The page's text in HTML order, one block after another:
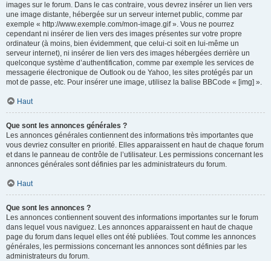
images sur le forum. Dans le cas contraire, vous devrez insérer un lien vers
une image distante, hébergée sur un serveur internet public, comme par
exemple « http://www.exemple.com/mon-image.gif ». Vous ne pourrez
cependant ni insérer de lien vers des images présentes sur votre propre
ordinateur (à moins, bien évidemment, que celui-ci soit en lui-même un
serveur internet), ni insérer de lien vers des images hébergées derrière un
quelconque système d’authentification, comme par exemple les services de
messagerie électronique de Outlook ou de Yahoo, les sites protégés par un
mot de passe, etc. Pour insérer une image, utilisez la balise BBCode « [img] ».
Haut
Que sont les annonces générales ?
Les annonces générales contiennent des informations très importantes que
vous devriez consulter en priorité. Elles apparaissent en haut de chaque forum
et dans le panneau de contrôle de l’utilisateur. Les permissions concernant les
annonces générales sont définies par les administrateurs du forum.
Haut
Que sont les annonces ?
Les annonces contiennent souvent des informations importantes sur le forum
dans lequel vous naviguez. Les annonces apparaissent en haut de chaque
page du forum dans lequel elles ont été publiées. Tout comme les annonces
générales, les permissions concernant les annonces sont définies par les
administrateurs du forum.